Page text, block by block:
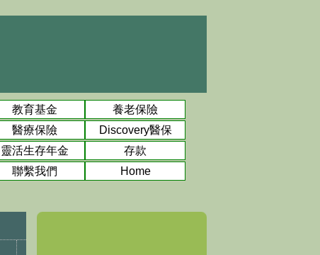
教育基金
養老保險
醫療保險
Discovery醫保
靈活生存年金
存款
聯繫我們
Home